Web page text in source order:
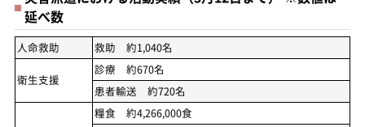
延べ数
人命救助 救助 約1,040名
衛生支援
診療 約670名
患者輸送 約720名
糧食 約4,266,000食